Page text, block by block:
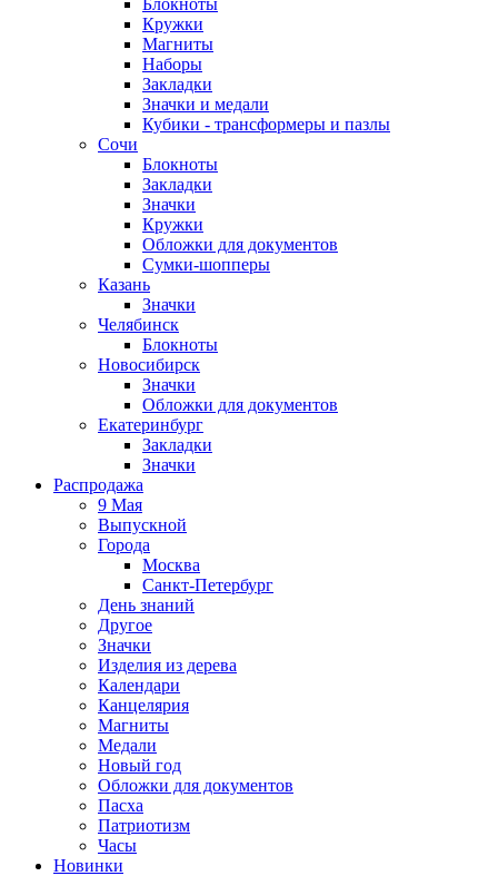
Блокноты
Кружки
Магниты
Наборы
Закладки
Значки и медали
Кубики - трансформеры и пазлы
Сочи
Блокноты
Закладки
Значки
Кружки
Обложки для документов
Сумки-шопперы
Казань
Значки
Челябинск
Блокноты
Новосибирск
Значки
Обложки для документов
Екатеринбург
Закладки
Значки
Распродажа
9 Мая
Выпускной
Города
Москва
Санкт-Петербург
День знаний
Другое
Значки
Изделия из дерева
Календари
Канцелярия
Магниты
Медали
Новый год
Обложки для документов
Пасха
Патриотизм
Часы
Новинки